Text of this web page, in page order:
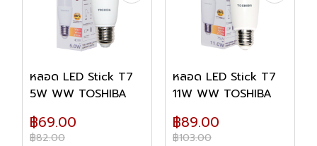
หลอด LED Stick T7
5W WW TOSHIBA
฿69.00
฿82.00
หลอด LED Stick T7
11W WW TOSHIBA
฿89.00
฿103.00